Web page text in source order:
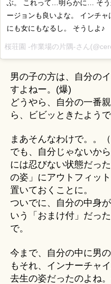
ぶ。 これって…明らかに… そう
ージョンも良いよな。 インチ
にも女にもなるし。 そうしよ♪
桜荘園 -作業場の片隅-さん
男の子の方は、自分の
すよねー。(爆)
どうやら、自分の一番
ら、ビビッときたようで
まあそんなわけで。。
でも、自分じゃないか
には忍びない状態だっ
の姿」にアウトフィッ
置いておくことに。
ついでに、自分の中身
いう「おまけ付」だっ
で。
今まで、自分の中に男
もそれ、インナーチャ
去生の姿だったのよね